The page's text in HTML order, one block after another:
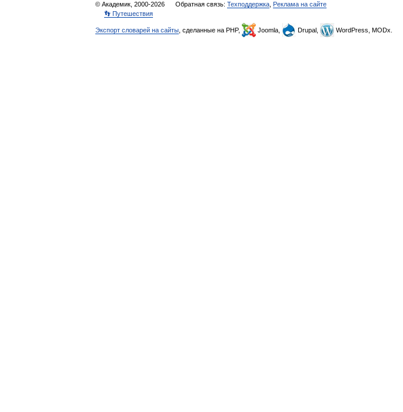
© Академик, 2000-2026 Обратная связь: Техподдержка Реклама на сайте
👣 Путешествия
Экспорт словарей на сайты , сделанные на PHP, Joomla, Drupal, WordPress, MODx.